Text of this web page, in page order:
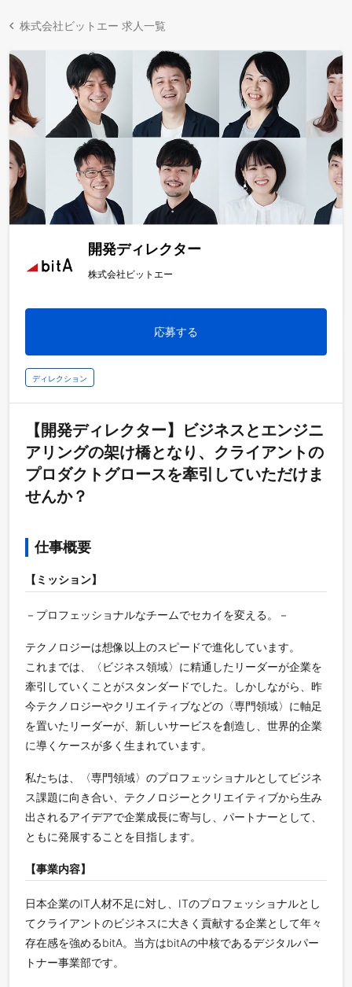
株式会社ビットエー 求人一覧
開発ディレクター
株式会社ビットエー
応募する
ディレクション
【開発ディレクター】ビジネスとエンジニ
アリングの架け橋となり、クライアントの
プロダクトグロースを牽引していただけま
せんか？
仕事概要
【ミッション】
－プロフェッショナルなチームでセカイを変える。－
テクノロジーは想像以上のスピードで進化しています。
これまでは、〈ビジネス領域〉に精通したリーダーが企業を
牽引していくことがスタンダードでした。しかしながら、昨
今テクノロジーやクリエイティブなどの〈専門領域〉に軸足
を置いたリーダーが、新しいサービスを創造し、世界的企業
に導くケースが多く生まれています。
私たちは、〈専門領域〉のプロフェッショナルとしてビジネ
ス課題に向き合い、テクノロジーとクリエイティブから生み
出されるアイデアで企業成長に寄与し、パートナーとして、
ともに発展することを目指します。
【事業内容】
日本企業のIT人材不足に対し、ITのプロフェッショナルとし
てクライアントのビジネスに大きく貢献する企業として年々
存在感を強めるbitA。当方はbitAの中核であるデジタルパー
トナー事業部です。